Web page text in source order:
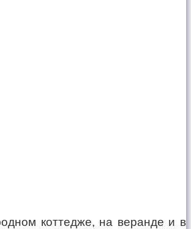
коттедже, на веранде и в